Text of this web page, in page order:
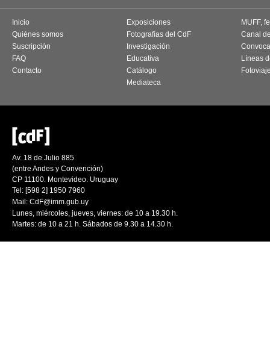
Inicio
Quiénes somos
Suscripción
FAQ
Contacto
Exposiciones
Fotografías del CdF
Investigación
Educativa
Catálogo
Mediateca
MUFF,
Canal
Líneas
Av. 18 de Julio 885
(entre Andes y Convención)
CP 11100. Montevideo. Uruguay
Tel: [598 2] 1950 7960
Mail: CdF@imm.gub.uy
Lunes, miércoles, jueves, viernes: de 10 a 19.30 h.
Martes: de 10 a 21 h. Sábados de 9.30 a 14.30 h.